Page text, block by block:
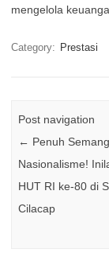
mengelola
Category: Prestasi
Post navigation
← Penuh
Nasionalisme!
HUT RI ke-80 di
Cilacap